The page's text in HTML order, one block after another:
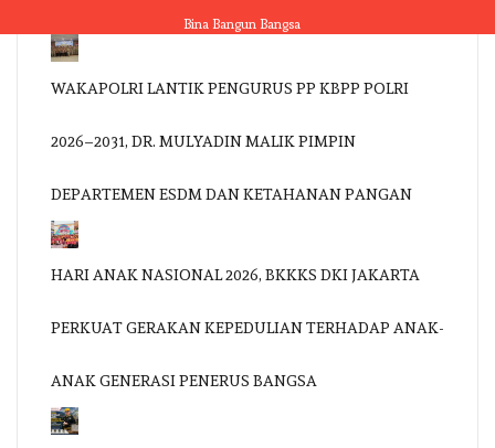
to
content
Bina Bangun Bangsa
WAKAPOLRI LANTIK PENGURUS PP KBPP POLRI
2026–2031, DR. MULYADIN MALIK PIMPIN
DEPARTEMEN ESDM DAN KETAHANAN PANGAN
HARI ANAK NASIONAL 2026, BKKKS DKI JAKARTA
PERKUAT GERAKAN KEPEDULIAN TERHADAP ANAK-
ANAK GENERASI PENERUS BANGSA